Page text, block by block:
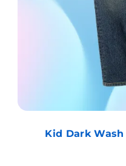
Kid Dark